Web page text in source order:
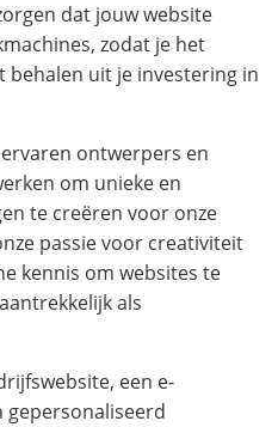
dat jouw website
zodat je het
uit je investering in
ontwerpers en
om unieke en
te creëren voor onze
passie voor creativiteit
kennis om websites te
als
een e-